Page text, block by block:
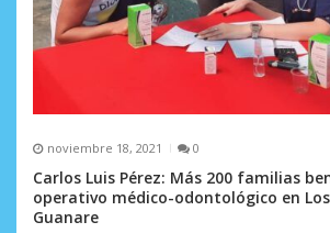
noviembre 18, 2021 0
Carlos Luis Pérez: Más 200 familias
operativo médico-odontológico en Los
Guanare